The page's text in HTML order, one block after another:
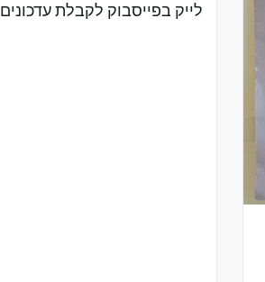
לייק בפייסבוק לקבלת עדכונים